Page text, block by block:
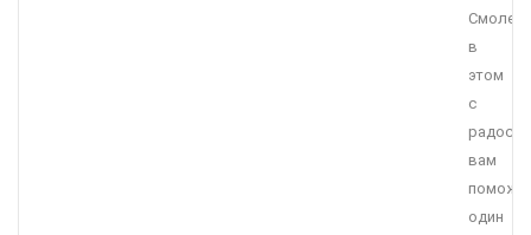
в
этом
с
вам
один